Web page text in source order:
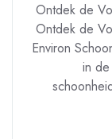
Ontdek de
Ontdek de
Environ
in